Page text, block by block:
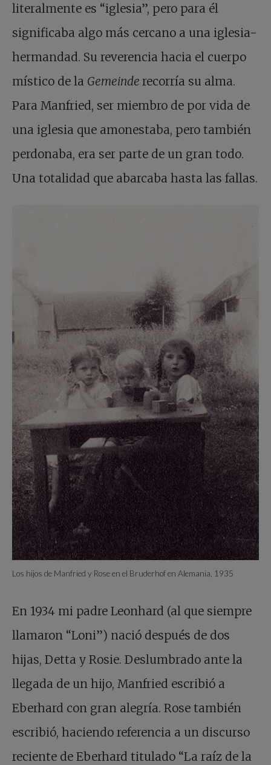
literalmente es “iglesia”, pero para él
significaba algo más cercano a una iglesia-
hermandad. Su reverencia hacia el cuerpo
místico de la Gemeinde recorría su alma.
Para Manfried, ser miembro de por vida de
una iglesia que amonestaba, pero también
perdonaba, era ser parte de un gran todo.
Una totalidad que abarcaba hasta las fallas.
Los hijos de Manfried y Rose en el Bruderhof en Alemania, 1935
En 1934 mi padre Leonhard (al que siempre
llamaron “Loni”) nació después de dos
hijas, Detta y Rosie. Deslumbrado ante la
llegada de un hijo, Manfried escribió a
Eberhard con gran alegría. Rose también
escribió, haciendo referencia a un discurso
reciente de Eberhard titulado “La raíz de la